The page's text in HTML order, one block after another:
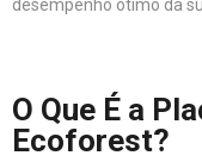
desempenho ótimo da
O Que É a
Ecoforest?